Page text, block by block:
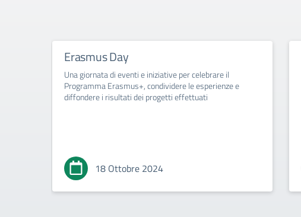
Erasmus Day
Una giornata di eventi e iniziative per celebrare il
Programma Erasmus+, condividere le esperienze e
diffondere i risultati dei progetti effettuati
18 Ottobre 2024